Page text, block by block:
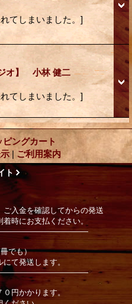
てしまいました。]
オ】 小林 健二
てしまいました。]
ピングカート
| ご利用案内
ト
入金を確認してからの発送
時にお支払ください。
でも）
て発送します。
円かかります。